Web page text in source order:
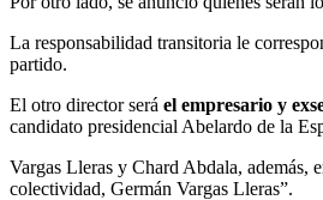
La responsabilidad transitoria le
partido.
El otro director será el empresario y
candidato presidencial Abelardo de la
Vargas Lleras y Chard Abdala, además,
colectividad, Germán Vargas Lleras”.